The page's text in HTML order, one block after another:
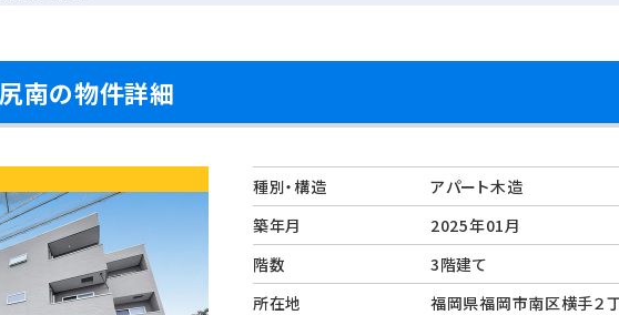
尻南の物件詳細
種別・構造
アパート木造
築年月
2025年01月
階数
3階建て
所在地
福岡県福岡市南区横手２